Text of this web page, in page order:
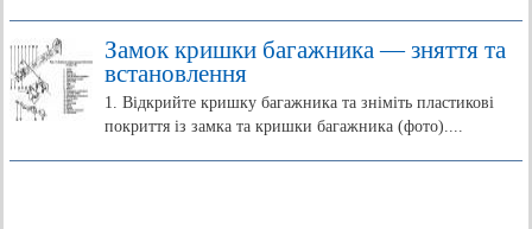
Замок кришки багажника — зняття та
встановлення
1. Відкрийте кришку багажника та зніміть пластикові
покриття із замка та кришки багажника (фото)....